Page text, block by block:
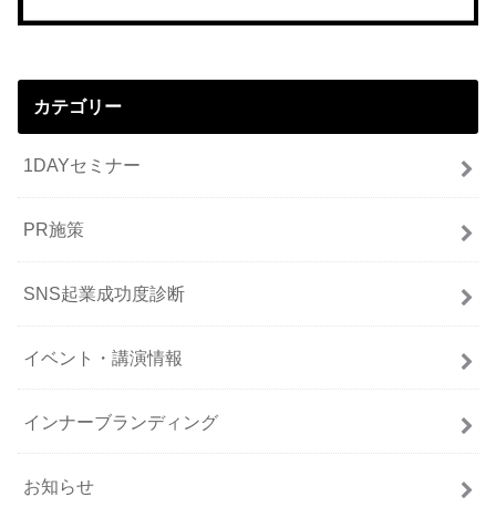
カテゴリー
1DAYセミナー
PR施策
SNS起業成功度診断
イベント・講演情報
インナーブランディング
お知らせ